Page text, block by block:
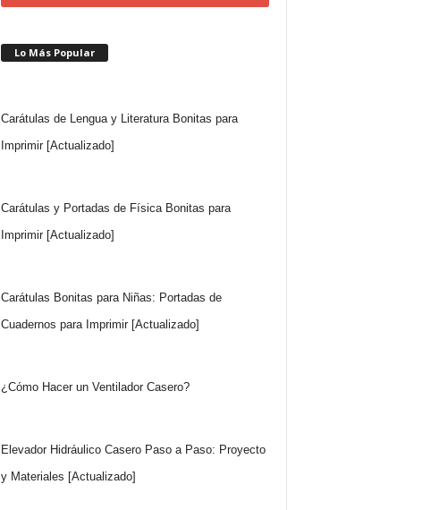
Lo Más Popular
Carátulas de Lengua y Literatura Bonitas para
Imprimir [Actualizado]
Carátulas y Portadas de Física Bonitas para
Imprimir [Actualizado]
Carátulas Bonitas para Niñas: Portadas de
Cuadernos para Imprimir [Actualizado]
¿Cómo Hacer un Ventilador Casero?
Elevador Hidráulico Casero Paso a Paso: Proyecto
y Materiales [Actualizado]